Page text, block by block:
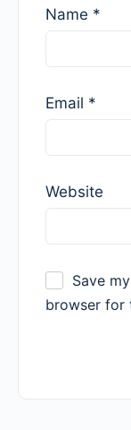
Name *
Email *
Website
Save
browser for